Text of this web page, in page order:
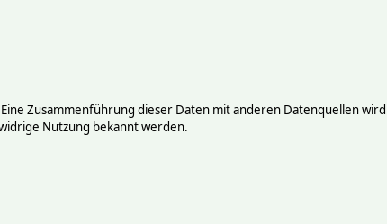
Zusammenführung dieser Daten mit anderen Datenquellen
Nutzung bekannt werden.